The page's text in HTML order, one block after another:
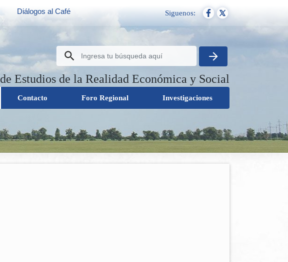
Diálogos al Café Siguenos:
Estudios de la Realidad Económica y Social
Contacto Foro Regional Investigaciones